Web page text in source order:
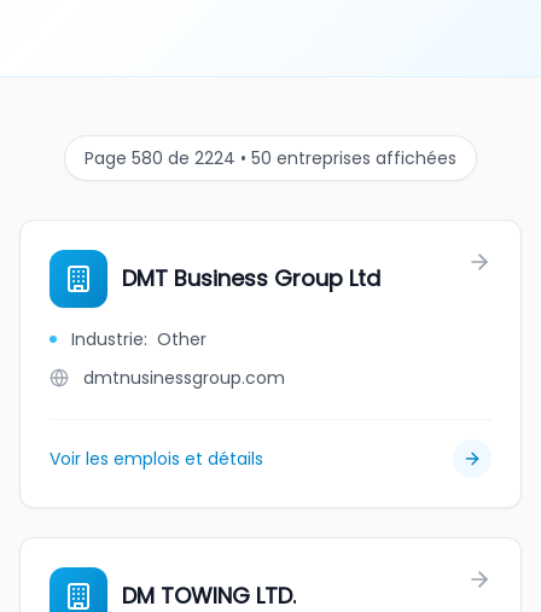
Page 580 de 2224 • 50 entreprises affichées
DMT Business Group Ltd
Industrie: Other
dmtnusinessgroup.com
Voir les emplois et détails
DM TOWING LTD.